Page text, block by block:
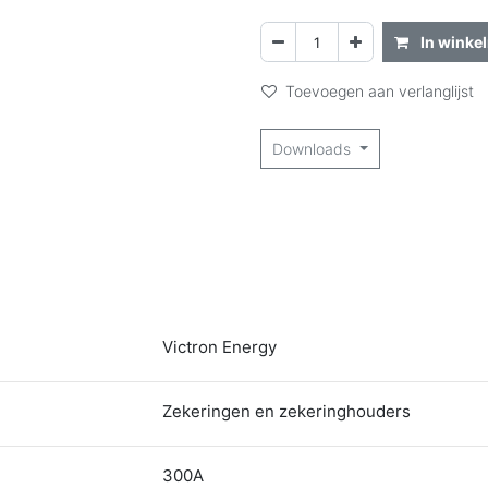
In
Toevoegen aan verlanglijst
Downloads
Victron Energy
Zekeringen en zekeringhouders
300A